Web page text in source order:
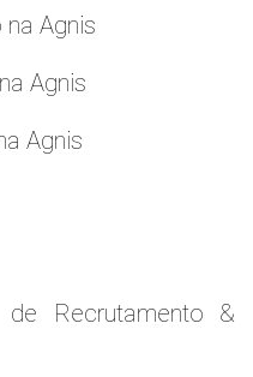
Agnis
Agnis
Agnis
Recrutamento &